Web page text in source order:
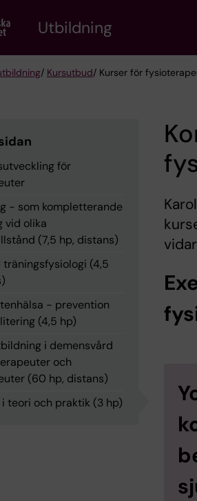
Utbildning
/ Kursutbud/ Kurser för
för
- som kompletterande
vid olika
(7,5 hp, distans)
träningsfysiologi (4,5
- prevention
(4,5 hp)
i demensvård
och
(60 hp, distans)
teori och praktik (3 hp)